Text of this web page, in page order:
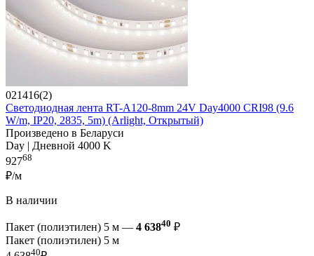
021416(2)
Светодиодная лента RT-A120-8mm 24V Day4000 CRI98 (9.6
W/m, IP20, 2835, 5m) (Arlight, Открытый)
Произведено в Беларуси
Day | Дневной 4000 K
92768
₽/м
В наличии
Пакет (полиэтилен) 5 м — 4 63840 ₽
Пакет (полиэтилен) 5 м
40